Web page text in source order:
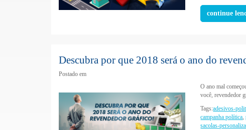
continue
Descubra por que 2018 será o ano do
Postado em
O ano mal
você, revendedor
Tags:adesivos-
campanha política,
sacolas-